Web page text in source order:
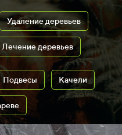
Удаление деревьев
Лечение деревьев
Подвесы Качели